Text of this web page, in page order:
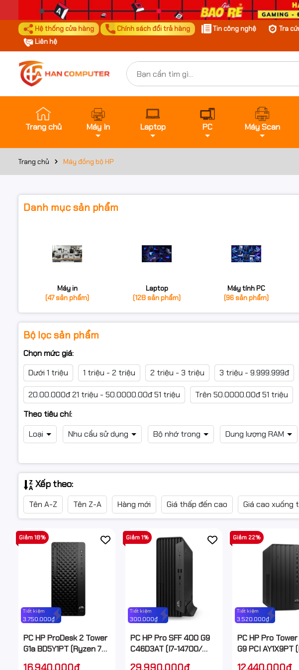
Hệ thống cửa hàng Chính sách đổi trả hàng Tin công nghệ Tra
Liên hệ
Trang chủ Máy In Laptop PC Máy Scan
Trang chủ Máy đồng bộ HP
Danh mục sản phẩm
Máy in
(47 sản phẩm)
Laptop
(128 sản phẩm)
Máy tính PC
(96 sản phẩm)
Bộ lọc sản phẩm
Chọn mức giá:
Dưới 1 triệu
1 triệu - 2 triệu 2 triệu - 3 triệu 3 triệu - 9.999.999đ
20.00.000đ 21 triệu - 50.0000.00đ 51 triệu
Trên 50.0000.00đ 51 triệu
Theo tiêu chí:
Loại
Nhu cầu sử dụng Bộ nhớ trong Dung lượng RAM
Xếp theo:
Tên A-Z Tên Z-A Hàng mới Giá thấp đến cao Giá cao xuống
Tiết kiệm
3.750.000₫
Giảm 18%
PC HP ProDesk 2 Tower
G1a BD5Y1PT (Ryzen 7
Tiết kiệm
300.000₫
Giảm 1%
PC HP Pro SFF 400 G9
C46D3AT (I7-14700/
Tiết kiệm
3.520.000₫
Giảm 22%
PC HP Pro
G9 PCI AY1X9PT